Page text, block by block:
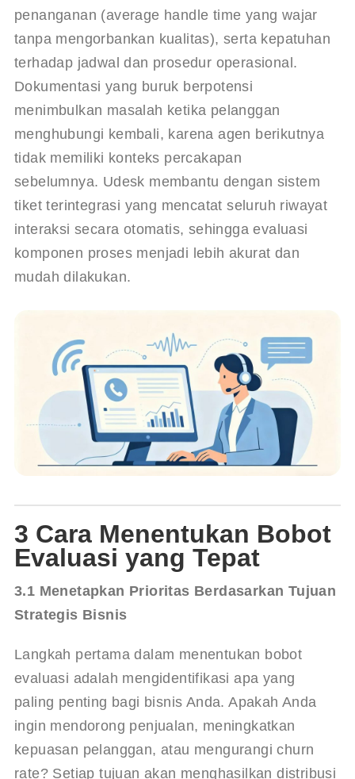
penanganan (average handle time yang wajar
tanpa mengorbankan kualitas), serta kepatuhan
terhadap jadwal dan prosedur operasional.
Dokumentasi yang buruk berpotensi
menimbulkan masalah ketika pelanggan
menghubungi kembali, karena agen berikutnya
tidak memiliki konteks percakapan
sebelumnya. Udesk membantu dengan sistem
tiket terintegrasi yang mencatat seluruh riwayat
interaksi secara otomatis, sehingga evaluasi
komponen proses menjadi lebih akurat dan
mudah dilakukan.
3 Cara Menentukan Bobot
Evaluasi yang Tepat
3.1 Menetapkan Prioritas Berdasarkan Tujuan
Strategis Bisnis
Langkah pertama dalam menentukan bobot
evaluasi adalah mengidentifikasi apa yang
paling penting bagi bisnis Anda. Apakah Anda
ingin mendorong penjualan, meningkatkan
kepuasan pelanggan, atau mengurangi churn
rate? Setiap tujuan akan menghasilkan distribusi